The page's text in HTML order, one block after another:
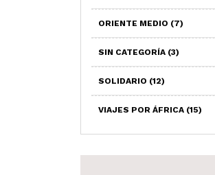
ORIENTE MEDIO (7)
SIN CATEGORÍA (3)
SOLIDARIO (12)
VIAJES POR ÁFRICA (15)